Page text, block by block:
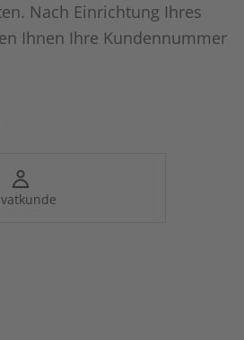
Nach Einrichtung Ihres
Ihnen Ihre Kundennummer